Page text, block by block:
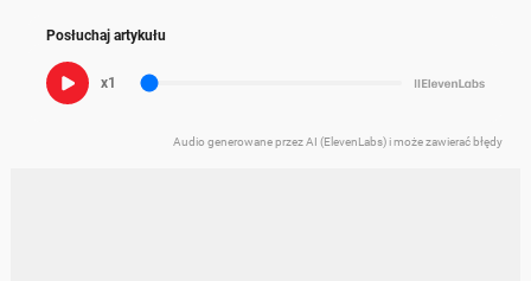
Posłuchaj artykułu
x1
Audio generowane przez AI (ElevenLabs) i może zawierać błędy